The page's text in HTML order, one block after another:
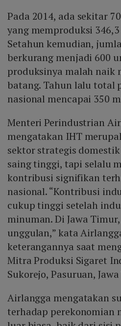
Pada 2014, ada sekitar
yang memproduksi
Setahun kemudian,
berkurang menjadi 600
produksinya malah naik
batang. Tahun lalu total
nasional mencapai 350
Menteri Perindustrian
mengatakan IHT
sektor strategis
saing tinggi, tapi selalu
kontribusi signifikan
nasional. “Kontribusi
cukup tinggi setelah
minuman. Di Jawa
unggulan,” kata
keterangannya saat
Mitra Produksi Sigaret
Sukorejo, Pasuruan,
Airlangga mengatakan
terhadap perekonomian